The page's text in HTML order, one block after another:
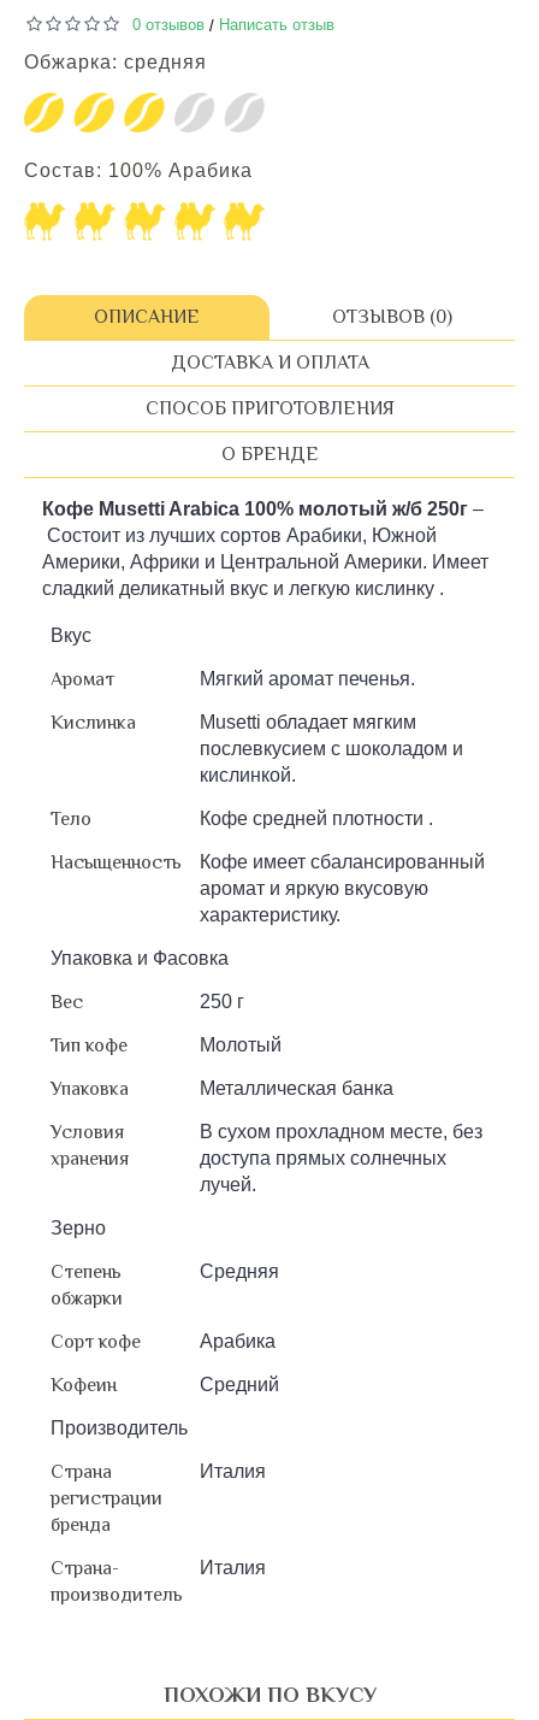
0 отзывов / Написать отзыв
Обжарка: средняя
Состав: 100% Арабика
ОПИСАНИЕ ОТЗЫВОВ (0)
ДОСТАВКА И ОПЛАТА
СПОСОБ ПРИГОТОВЛЕНИЯ
О БРЕНДЕ
Кофе Musetti Arabica 100% молотый ж/б 250г –
Состоит из лучших сортов Арабики, Южной
Америки, Африки и Центральной Америки. Имеет
сладкий деликатный вкус и легкую кислинку .
Вкус
Аромат Мягкий аромат печенья.
Кислинка
Musetti обладает мягким
послевкусием с шоколадом и
кислинкой.
Тело Кофе средней плотности .
Насыщенность
Кофе имеет сбалансированный
аромат и яркую вкусовую
характеристику.
Упаковка и Фасовка
Вес 250 г
Тип кофе Молотый
Упаковка Металлическая банка
Условия
хранения
В сухом прохладном месте, без
доступа прямых солнечных
лучей.
Зерно
Степень
обжарки
Средняя
Сорт кофе Арабика
Кофеин Средний
Производитель
Страна
регистрации
бренда
Италия
Страна-
производитель
Италия
ПОХОЖИ ПО ВКУСУ